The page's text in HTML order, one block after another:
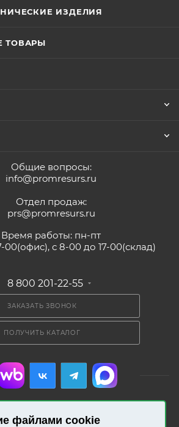
файлами cookie
ИЗДЕЛИЯ
ТОВАРЫ
Общие вопросы:
info@promresurs.ru
Отдел продаж:
prs@promresurs.ru
Время работы: пн-пт
00(офис), с 8-00 до 17-00(склад)
8 800 201-22-55
ЗАКАЗАТЬ ЗВОНОК
ПОЛУЧИТЬ КАТАЛОГ